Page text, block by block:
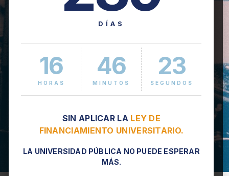
DÍAS
16
HORAS
46
MINUTOS
23
SEGUNDOS
SIN APLICAR LA LEY DE
FINANCIAMIENTO UNIVERSITARIO.
LA UNIVERSIDAD PÚBLICA NO PUEDE ESPERAR
MÁS.